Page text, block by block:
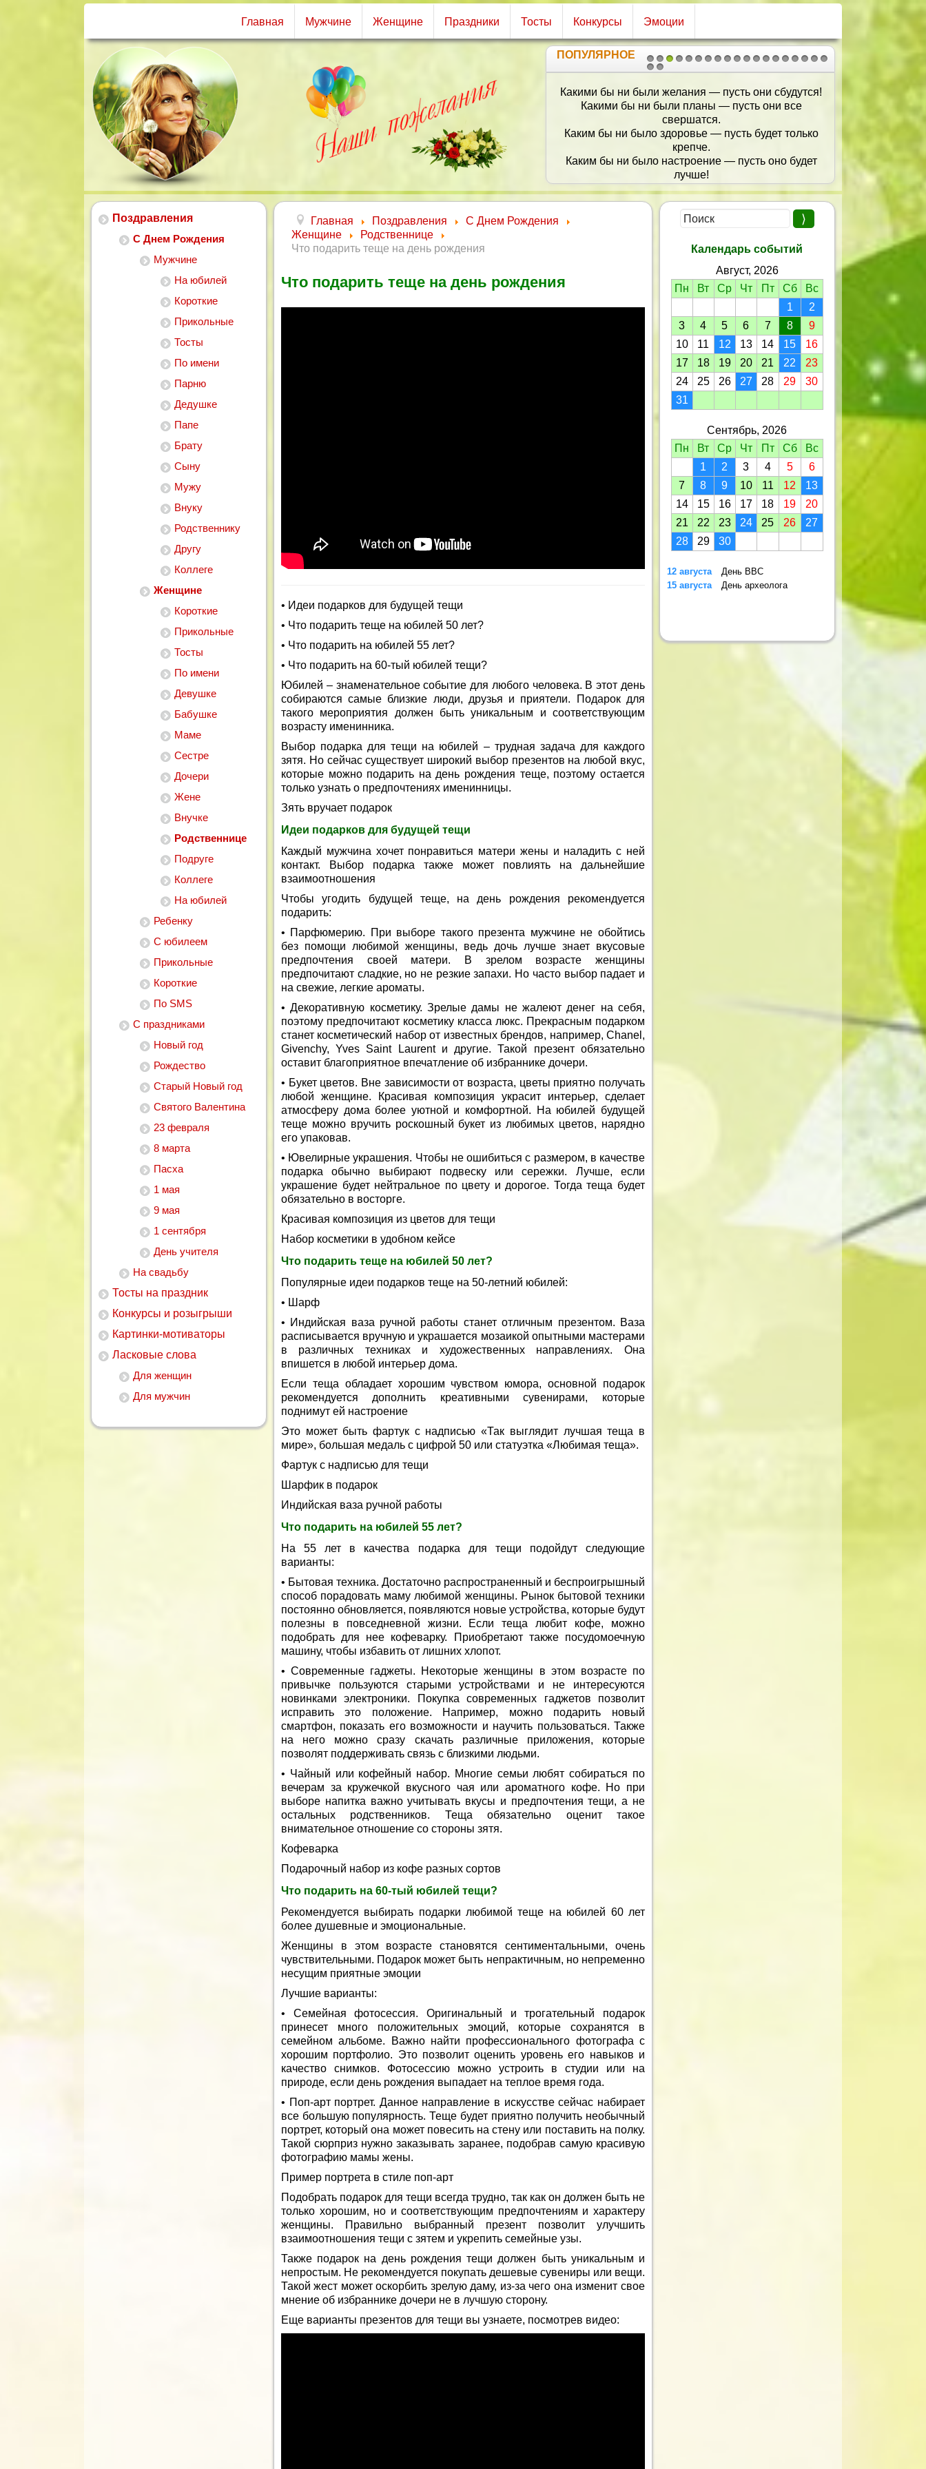
Главная Мужчине Женщине Праздники Тосты Конкурсы Эмоции
1 2
2021
ПОПУЛЯРНОЕ
Всегда поддержишь ты, любя,
Заботой и вниманием,
И не бывает для тебя
Вопросов нерешаемых!
Пусть, папа, будет много дней
Успешных и блистательных,
Чтоб все мечты сбылись скорей!
Ты самый замечательный!
Поздравления
С Днем Рождения
Мужчине
На юбилей
Короткие
Прикольные
Тосты
По имени
Парню
Дедушке
Папе
Брату
Сыну
Мужу
Внуку
Родственнику
Другу
Коллеге
Женщине
Короткие
Прикольные
Тосты
По имени
Девушке
Бабушке
Маме
Сестре
Дочери
Жене
Внучке
Родственнице
Подруге
Коллеге
На юбилей
Ребенку
С юбилеем
Прикольные
Короткие
По SMS
С праздниками
Новый год
Рождество
Старый Новый год
Святого Валентина
23 февраля
8 марта
Пасха
1 мая
9 мая
1 сентября
День учителя
На свадьбу
Тосты на праздник
Конкурсы и розыгрыши
Картинки-мотиваторы
Ласковые слова
Для женщин
Для мужчин
Главная Поздравления
С Днем Рождения
Женщине
Родственнице
Что подарить теще на день рождения
Что подарить теще на день рождения
• Идеи подарков для будущей тещи
• Что подарить теще на юбилей 50 лет?
• Что подарить на юбилей 55 лет?
• Что подарить на 60-тый юбилей тещи?
Юбилей – знаменательное событие для любого человека. В этот день
собираются самые близкие люди, друзья и приятели. Подарок для
такого мероприятия должен быть уникальным и соответствующим
возрасту именинника.
Выбор подарка для тещи на юбилей – трудная задача для каждого
зятя. Но сейчас существует широкий выбор презентов на любой вкус,
которые можно подарить на день рождения теще, поэтому остается
только узнать о предпочтениях именинницы.
Зять вручает подарок
Идеи подарков для будущей тещи
Каждый мужчина хочет понравиться матери жены и наладить с ней
контакт. Выбор подарка также может повлиять на дальнейшие
взаимоотношения
Чтобы угодить будущей теще, на день рождения рекомендуется
подарить:
• Парфюмерию. При выборе такого презента мужчине не обойтись
без помощи любимой женщины, ведь дочь лучше знает вкусовые
предпочтения своей матери. В зрелом возрасте женщины
предпочитают сладкие, но не резкие запахи. Но часто выбор падает и
на свежие, легкие ароматы.
• Декоративную косметику. Зрелые дамы не жалеют денег на себя,
поэтому предпочитают косметику класса люкс. Прекрасным подарком
станет косметический набор от известных брендов, например, Chanel,
Givenchy, Yves Saint Laurent и другие. Такой презент обязательно
оставит благоприятное впечатление об избраннике дочери.
• Букет цветов. Вне зависимости от возраста, цветы приятно получать
любой женщине. Красивая композиция украсит интерьер, сделает
атмосферу дома более уютной и комфортной. На юбилей будущей
теще можно вручить роскошный букет из любимых цветов, нарядно
его упаковав.
• Ювелирные украшения. Чтобы не ошибиться с размером, в качестве
подарка обычно выбирают подвеску или сережки. Лучше, если
украшение будет нейтральное по цвету и дорогое. Тогда теща будет
обязательно в восторге.
Красивая композиция из цветов для тещи
Набор косметики в удобном кейсе
Что подарить теще на юбилей 50 лет?
Популярные идеи подарков теще на 50-летний юбилей:
• Шарф
• Индийская ваза ручной работы станет отличным презентом. Ваза
расписывается вручную и украшается мозаикой опытными мастерами
в различных техниках и художественных направлениях. Она
впишется в любой интерьер дома.
Если теща обладает хорошим чувством юмора, основной подарок
рекомендуется дополнить креативными сувенирами, которые
поднимут ей настроение
Это может быть фартук с надписью «Так выглядит лучшая теща в
мире», большая медаль с цифрой 50 или статуэтка «Любимая теща».
Фартук с надписью для тещи
Шарфик в подарок
Индийская ваза ручной работы
Что подарить на юбилей 55 лет?
На 55 лет в качества подарка для тещи подойдут следующие
варианты:
• Бытовая техника. Достаточно распространенный и беспроигрышный
способ порадовать маму любимой женщины. Рынок бытовой техники
постоянно обновляется, появляются новые устройства, которые будут
полезны в повседневной жизни. Если теща любит кофе, можно
подобрать для нее кофеварку. Приобретают также посудомоечную
машину, чтобы избавить от лишних хлопот.
• Современные гаджеты. Некоторые женщины в этом возрасте по
привычке пользуются старыми устройствами и не интересуются
новинками электроники. Покупка современных гаджетов позволит
исправить это положение. Например, можно подарить новый
смартфон, показать его возможности и научить пользоваться. Также
на него можно сразу скачать различные приложения, которые
позволят поддерживать связь с близкими людьми.
• Чайный или кофейный набор. Многие семьи любят собираться по
вечерам за кружечкой вкусного чая или ароматного кофе. Но при
выборе напитка важно учитывать вкусы и предпочтения тещи, а не
остальных родственников. Теща обязательно оценит такое
внимательное отношение со стороны зятя.
Кофеварка
Подарочный набор из кофе разных сортов
Что подарить на 60-тый юбилей тещи?
Рекомендуется выбирать подарки любимой теще на юбилей 60 лет
более душевные и эмоциональные.
Женщины в этом возрасте становятся сентиментальными, очень
чувствительными. Подарок может быть непрактичным, но непременно
несущим приятные эмоции
Лучшие варианты:
• Семейная фотосессия. Оригинальный и трогательный подарок
принесет много положительных эмоций, которые сохранятся в
семейном альбоме. Важно найти профессионального фотографа с
хорошим портфолио. Это позволит оценить уровень его навыков и
качество снимков. Фотосессию можно устроить в студии или на
природе, если день рождения выпадает на теплое время года.
• Поп-арт портрет. Данное направление в искусстве сейчас набирает
все большую популярность. Теще будет приятно получить необычный
портрет, который она может повесить на стену или поставить на полку.
Такой сюрприз нужно заказывать заранее, подобрав самую красивую
фотографию мамы жены.
Пример портрета в стиле поп-арт
Подобрать подарок для тещи всегда трудно, так как он должен быть не
только хорошим, но и соответствующим предпочтениям и характеру
женщины. Правильно выбранный презент позволит улучшить
взаимоотношения тещи с зятем и укрепить семейные узы.
Также подарок на день рождения тещи должен быть уникальным и
непростым. Не рекомендуется покупать дешевые сувениры или вещи.
Такой жест может оскорбить зрелую даму, из-за чего она изменит свое
мнение об избраннике дочери не в лучшую сторону.
Еще варианты презентов для тещи вы узнаете, посмотрев видео:
Календарь событий
Август, 2026
Пн
Вт Ср Чт Пт Сб
Вс
1
2
3
4 5 6 7 8
9
10
11 12 13 14 15
16
17
18 19 20 21 22
23
24
25 26 27 28 29
30
31
Сентябрь, 2026
Пн
Вт Ср Чт Пт Сб
Вс
1
2 3 4 5
6
7
8 9 10 11 12
13
14
15 16 17 18 19
20
21
22 23 24 25 26
27
28
29 30
12 августа
День ВВС
15 августа
День археолога